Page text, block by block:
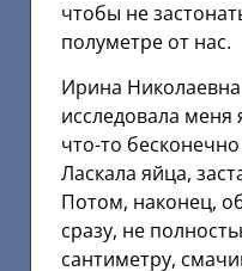
чтобы не
полуметре от нас.
Ирина
исследовала меня
что-то
Ласкала яйца,
Потом, наконец,
сразу, не
сантиметру,